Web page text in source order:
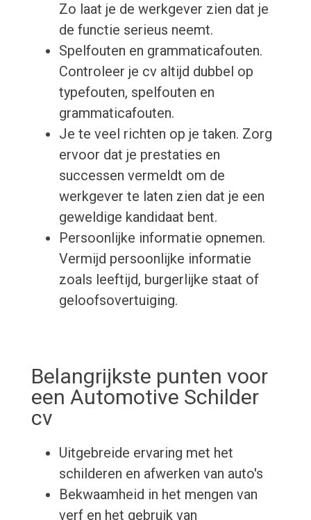
Zo laat je de werkgever zien dat je
de functie serieus neemt.
Spelfouten en grammaticafouten.
Controleer je cv altijd dubbel op
typefouten, spelfouten en
grammaticafouten.
Je te veel richten op je taken. Zorg
ervoor dat je prestaties en
successen vermeldt om de
werkgever te laten zien dat je een
geweldige kandidaat bent.
Persoonlijke informatie opnemen.
Vermijd persoonlijke informatie
zoals leeftijd, burgerlijke staat of
geloofsovertuiging.
Belangrijkste punten voor
een Automotive Schilder
cv
Uitgebreide ervaring met het
schilderen en afwerken van auto's
Bekwaamheid in het mengen van
verf en het gebruik van